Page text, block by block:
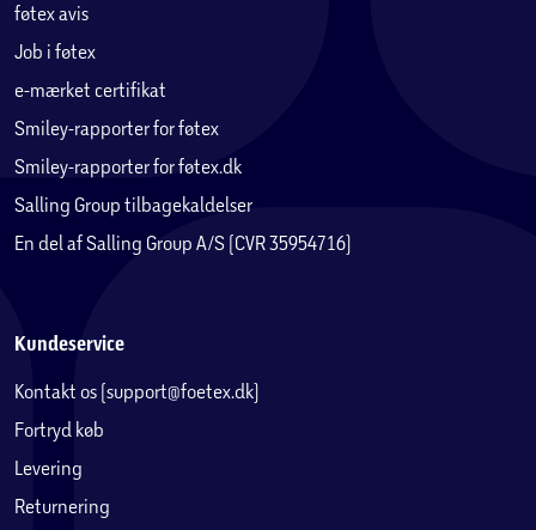
føtex avis
Job i føtex
e-mærket certifikat
Smiley-rapporter for føtex
Smiley-rapporter for føtex.dk
Salling Group tilbagekaldelser
En del af Salling Group A/S (CVR 35954716)
Kundeservice
Kontakt os (support@foetex.dk)
Fortryd køb
Levering
Returnering